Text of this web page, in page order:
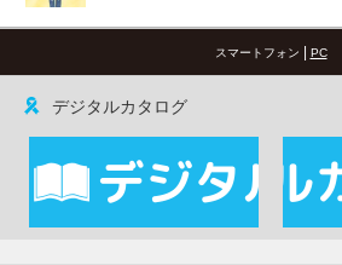
スマートフォン | PC
デジタルカタログ